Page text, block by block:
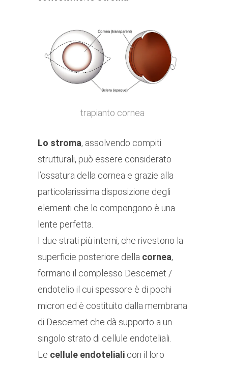
trapianto cornea
Lo stroma, assolvendo compiti
strutturali, può essere considerato
l’ossatura della cornea e grazie alla
particolarissima disposizione degli
elementi che lo compongono è una
lente perfetta.
I due strati più interni, che rivestono la
superficie posteriore della cornea,
formano il complesso Descemet /
endotelio il cui spessore è di pochi
micron ed è costituito dalla membrana
di Descemet che dà supporto a un
singolo strato di cellule endoteliali.
Le cellule endoteliali con il loro